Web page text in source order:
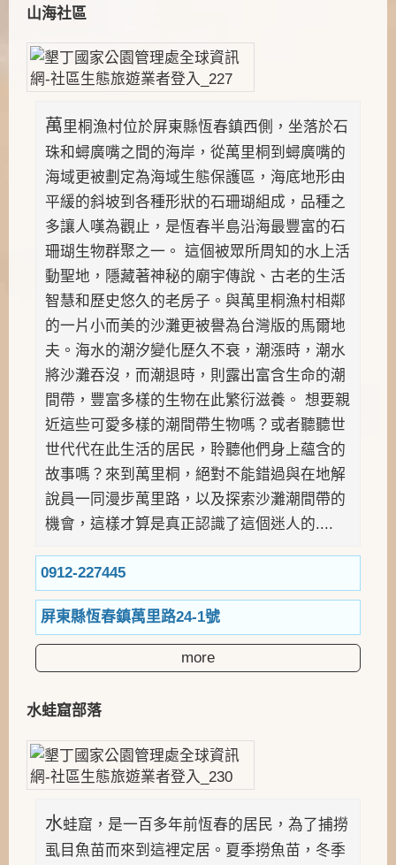
山海社區
萬 里桐漁村位於屏東縣恆春鎮西側，坐落於石
珠和蟳廣嘴之間的海岸，從萬里桐到蟳廣嘴的
海域更被劃定為海域生態保護區，海底地形由
平緩的斜坡到各種形狀的石珊瑚組成，品種之
多讓人嘆為觀止，是恆春半島沿海最豐富的石
珊瑚生物群聚之一。 這個被眾所周知的水上活
動聖地，隱藏著神秘的廟宇傳說、古老的生活
智慧和歷史悠久的老房子。與萬里桐漁村相鄰
的一片小而美的沙灘更被譽為台灣版的馬爾地
夫。海水的潮汐變化歷久不衰，潮漲時，潮水
將沙灘吞沒，而潮退時，則露出富含生命的潮
間帶，豐富多樣的生物在此繁衍滋養。 想要親
近這些可愛多樣的潮間帶生物嗎？或者聽聽世
世代代在此生活的居民，聆聽他們身上蘊含的
故事嗎？來到萬里桐，絕對不能錯過與在地解
說員一同漫步萬里路，以及探索沙灘潮間帶的
機會，這樣才算是真正認識了這個迷人的....
0912-227445
屏東縣恆春鎮萬里路24-1號
more
水蛙窟部落
水蛙窟，是一百多年前恆春的居民，為了捕撈
虱目魚苗而來到這裡定居。夏季撈魚苗，冬季